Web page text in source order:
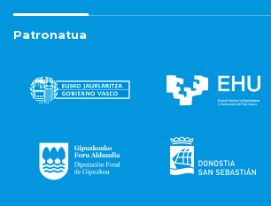
Patronatua